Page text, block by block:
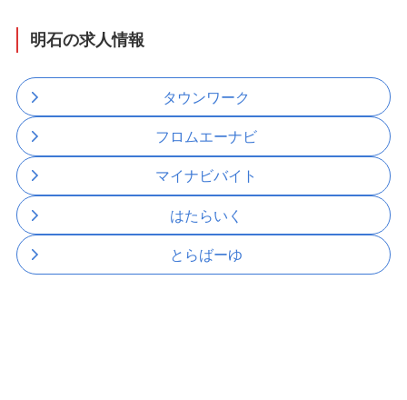
明石の求人情報
タウンワーク
フロムエーナビ
マイナビバイト
はたらいく
とらばーゆ